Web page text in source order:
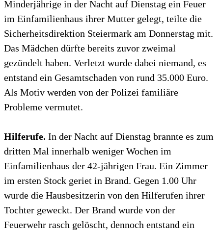
Minderjährige in der Nacht auf Dienstag ein Feuer
im Einfamilienhaus ihrer Mutter gelegt, teilte die
Sicherheitsdirektion Steiermark am Donnerstag mit.
Das Mädchen dürfte bereits zuvor zweimal
gezündelt haben. Verletzt wurde dabei niemand, es
entstand ein Gesamtschaden von rund 35.000 Euro.
Als Motiv werden von der Polizei familiäre
Probleme vermutet.
Hilferufe. In der Nacht auf Dienstag brannte es zum
dritten Mal innerhalb weniger Wochen im
Einfamilienhaus der 42-jährigen Frau. Ein Zimmer
im ersten Stock geriet in Brand. Gegen 1.00 Uhr
wurde die Hausbesitzerin von den Hilferufen ihrer
Tochter geweckt. Der Brand wurde von der
Feuerwehr rasch gelöscht, dennoch entstand ein